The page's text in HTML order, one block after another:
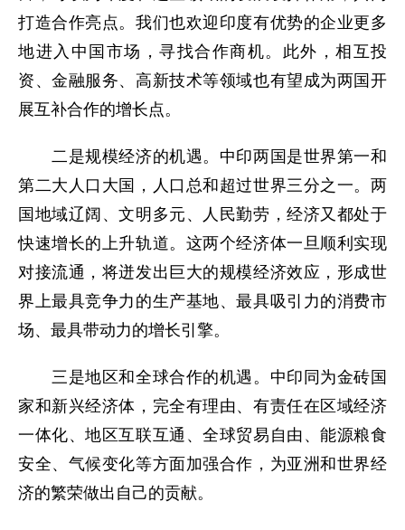
打造合作亮点。我们也欢迎印度有优势的企业更多
地进入中国市场，寻找合作商机。此外，相互投
资、金融服务、高新技术等领域也有望成为两国开
展互补合作的增长点。
二是规模经济的机遇。中印两国是世界第一和
第二大人口大国，人口总和超过世界三分之一。两
国地域辽阔、文明多元、人民勤劳，经济又都处于
快速增长的上升轨道。这两个经济体一旦顺利实现
对接流通，将迸发出巨大的规模经济效应，形成世
界上最具竞争力的生产基地、最具吸引力的消费市
场、最具带动力的增长引擎。
三是地区和全球合作的机遇。中印同为金砖国
家和新兴经济体，完全有理由、有责任在区域经济
一体化、地区互联互通、全球贸易自由、能源粮食
安全、气候变化等方面加强合作，为亚洲和世界经
济的繁荣做出自己的贡献。